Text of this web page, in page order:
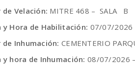
de Velación: MITRE 468 – SALA B
y Hora de Habilitación: 07/07/2026
de Inhumación: CEMENTERIO
y hora de Inhumación: 08/07/2026